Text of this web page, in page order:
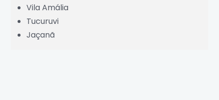
Vila Amália
Tucuruvi
Jaçanã